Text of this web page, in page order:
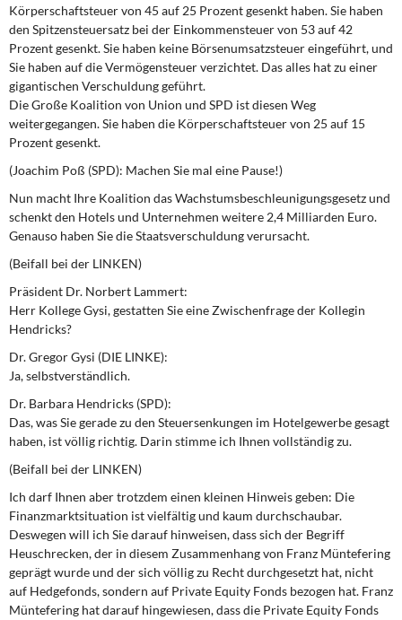
Körperschaftsteuer von 45 auf 25 Prozent gesenkt haben. Sie haben
den Spitzensteuersatz bei der Einkommensteuer von 53 auf 42
Prozent gesenkt. Sie haben keine Börsenumsatzsteuer eingeführt, und
Sie haben auf die Vermögensteuer verzichtet. Das alles hat zu einer
gigantischen Verschuldung geführt.
Die Große Koalition von Union und SPD ist diesen Weg
weitergegangen. Sie haben die Körperschaftsteuer von 25 auf 15
Prozent gesenkt.
(Joachim Poß (SPD): Machen Sie mal eine Pause!)
Nun macht Ihre Koalition das Wachstumsbeschleunigungsgesetz und
schenkt den Hotels und Unternehmen weitere 2,4 Milliarden Euro.
Genauso haben Sie die Staatsverschuldung verursacht.
(Beifall bei der LINKEN)
Präsident Dr. Norbert Lammert:
Herr Kollege Gysi, gestatten Sie eine Zwischenfrage der Kollegin
Hendricks?
Dr. Gregor Gysi (DIE LINKE):
Ja, selbstverständlich.
Dr. Barbara Hendricks (SPD):
Das, was Sie gerade zu den Steuersenkungen im Hotelgewerbe gesagt
haben, ist völlig richtig. Darin stimme ich Ihnen vollständig zu.
(Beifall bei der LINKEN)
Ich darf Ihnen aber trotzdem einen kleinen Hinweis geben: Die
Finanzmarktsituation ist vielfältig und kaum durchschaubar.
Deswegen will ich Sie darauf hinweisen, dass sich der Begriff
Heuschrecken, der in diesem Zusammenhang von Franz Müntefering
geprägt wurde und der sich völlig zu Recht durchgesetzt hat, nicht
auf Hedgefonds, sondern auf Private Equity Fonds bezogen hat. Franz
Müntefering hat darauf hingewiesen, dass die Private Equity Fonds